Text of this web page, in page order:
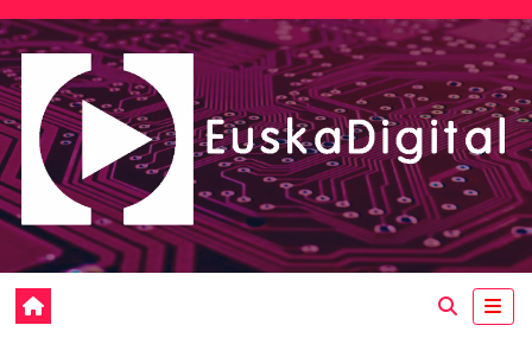
Saltar
al
contenido